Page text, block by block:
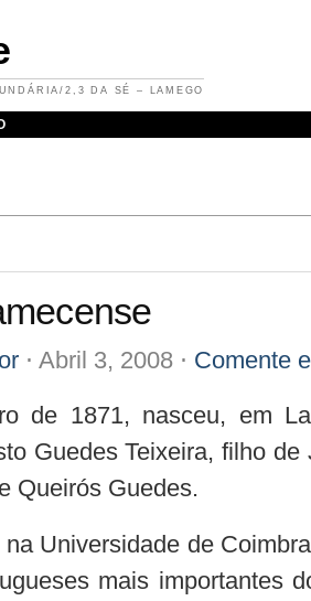
2,3 DA SÉ – LAMEGO
⋅ Abril 3, 2008 ⋅ Comente
de 1871, nasceu, em
Guedes Teixeira, filho
Queirós Guedes.
Universidade de
mais importantes